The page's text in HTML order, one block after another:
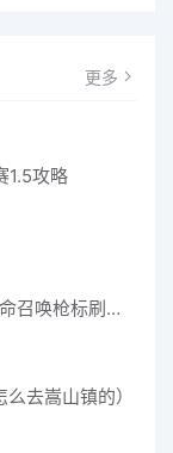
更多
1.5攻略
使命召唤手游枪械排名什么时候发标_使命召唤枪标刷新时间介绍
去嵩山镇的）